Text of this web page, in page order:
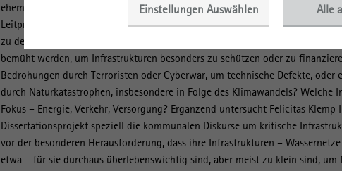
Einstellungen Auswählen Alle
ehemalige Forschungsabteilung „Institutionenwandel und regionale
Leitprojekt mit kritischen Infrastrukturen. Konkret geht es dabei um die
zu der Kennzeichnung „kritisch“ kommen – also welche Begründungsmuster
bemüht werden, um Infrastrukturen besonders zu schützen oder zu
Bedrohungen durch Terroristen oder Cyberwar, um technische Defekte, oder
durch Naturkatastrophen, insbesondere in Folge des Klimawandels? Welche
Fokus – Energie, Verkehr, Versorgung? Ergänzend untersucht Felicitas Klemp
Dissertationsprojekt speziell die kommunalen Diskurse um kritische
vor der besonderen Herausforderung, dass ihre Infrastrukturen –
etwa – für sie durchaus überlebenswichtig sind, aber meist zu klein sind, um